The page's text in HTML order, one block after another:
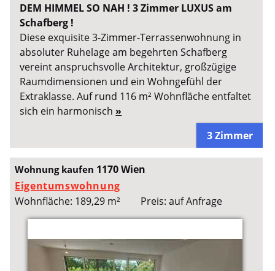
DEM HIMMEL SO NAH ! 3 Zimmer LUXUS am
Schafberg !
Diese exquisite 3-Zimmer-Terrassenwohnung in
absoluter Ruhelage am begehrten Schafberg
vereint anspruchsvolle Architektur, großzügige
Raumdimensionen und ein Wohngefühl der
Extraklasse. Auf rund 116 m² Wohnfläche entfaltet
sich ein harmonisch »
3 Zimmer
Wohnung kaufen 1170 Wien
Eigentumswohnung
Wohnfläche: 189,29 m²
Preis: auf Anfrage